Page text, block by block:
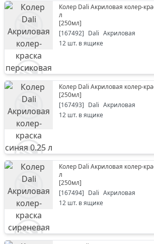
Колер Dali Акриловая колер-
л
[250мл]
[167492] Dali Акриловая
12 шт. в ящике
Колер Dali Акриловая колер-
[250мл]
[167493] Dali Акриловая
12 шт. в ящике
Колер Dali Акриловая колер-
л
[250мл]
[167494] Dali Акриловая
12 шт. в ящике